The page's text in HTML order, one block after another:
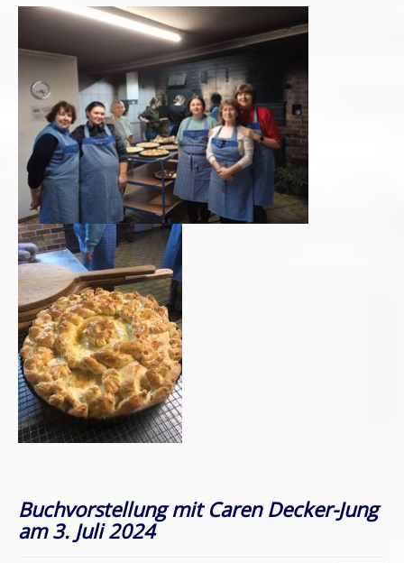
Buchvorstellung mit Caren Decker-Jung
am 3. Juli 2024